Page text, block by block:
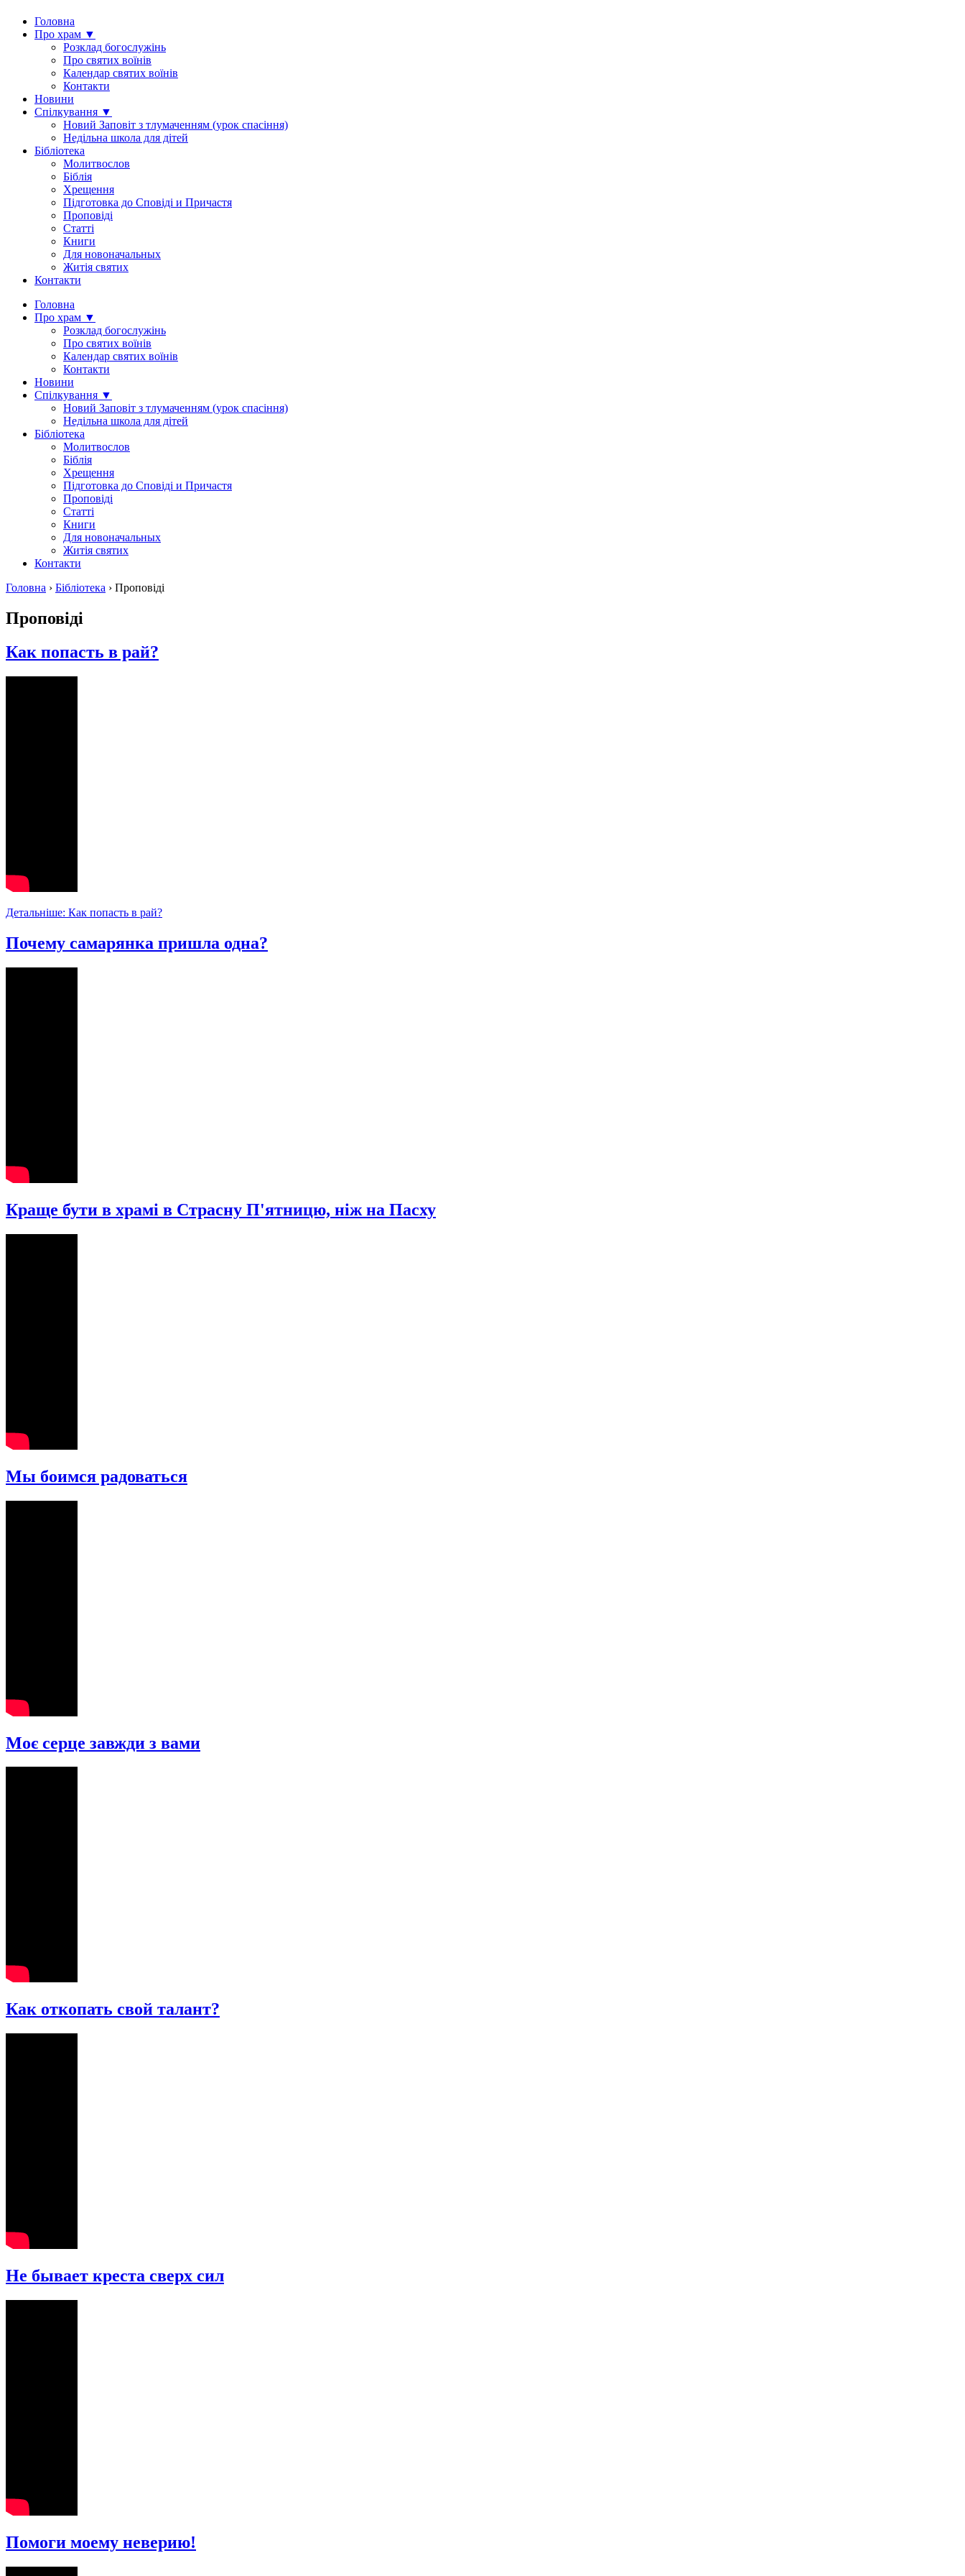
Головна
Про храм ▼
Розклад богослужінь
Про святих воїнів
Календар святих воїнів
Контакти
Новини
Спілкування ▼
Новий Заповіт з тлумаченням (урок спасіння)
Недільна школа для дітей
Бібліотека
Молитвослов
Біблія
Хрещення
Підготовка до Сповіді и Причастя
Проповіді
Статті
Книги
Для новоначальных
Житія святих
Контакти
Головна
Про храм ▼
Розклад богослужінь
Про святих воїнів
Календар святих воїнів
Контакти
Новини
Спілкування ▼
Новий Заповіт з тлумаченням (урок спасіння)
Недільна школа для дітей
Бібліотека
Молитвослов
Біблія
Хрещення
Підготовка до Сповіді и Причастя
Проповіді
Статті
Книги
Для новоначальных
Житія святих
Контакти
Головна › Бібліотека › Проповіді
Проповіді
Как попасть в рай?
Детальніше: Как попасть в рай?
Почему самарянка пришла одна?
Краще бути в храмі в Страсну П'ятницю, ніж на Пасху
Мы боимся радоваться
Моє серце завжди з вами
Как откопать свой талант?
Не бывает креста сверх сил
Помоги моему неверию!